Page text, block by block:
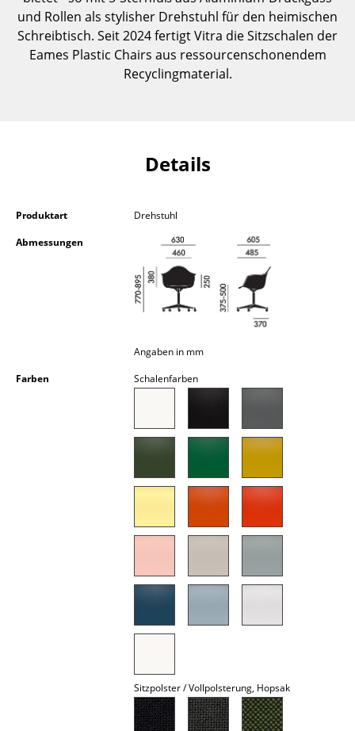
Barmöbel
Garderoben
Kleinaufbewahrung
Hängeleuchten & Deckenleuchten
Tischleuchten
Schreibtischleuchten
Stehleuchten & Leseleuchten
Wandleuchten
und Rollen als stylisher Drehstuhl für den heimischen
Schreibtisch. Seit 2024 fertigt Vitra die Sitzschalen der
Eames Plastic Chairs aus ressourcenschonendem
Recyclingmaterial.
Details
Produktart
Drehstuhl
Abmessungen
Angaben in mm
Farben
Schalenfarben
Sitzpolster / Vollpolsterung, Hopsak